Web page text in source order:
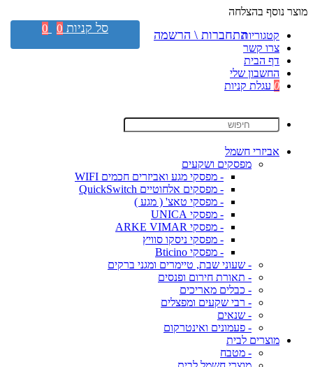
מוצר נוסף בהצלחה
קטגוריות
צרו קשר
דף הבית
החשבון שלי
0 עגלת קניות
אביזרי חשמל
מפסקים ושקעים
- מפסקי מגע ואביזרים חכמים WIFI
- מפסקים אלחוטיים QuickSwitch
- מפסקי טאצ' ( מגע )
- מפסקי UNICA
- מפסקי ARKE VIMAR
- מפסקי ניסקו סוויץ
- מפסקי Bticino
- שעוני שבת, טיימרים ומגני ברקים
- תאורת חירום ופנסים
- כבלים מאריכים
- רבי שקעים ומפצלים
- שנאים
- פעמונים ואינטרקום
מוצרים לבית
- מטבח
התחברות \ הרשמה סל קניות 0
0